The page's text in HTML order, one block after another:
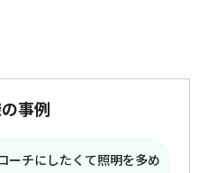
事例
ーチにしたくて照明を多め